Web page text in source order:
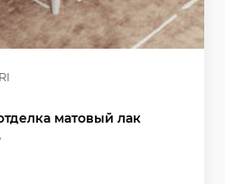
матовый лак